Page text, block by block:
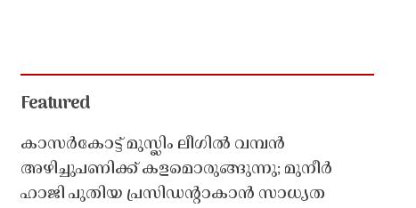
Featured
കാസർകോട്ട് മുസ്ലിം ലീഗിൽ വമ്പൻ
അഴിച്ചുപണിക്ക് കളമൊരുങ്ങുന്നു; മുനീർ
ഹാജി പുതിയ പ്രസിഡൻ്റാകാൻ സാധ്യത